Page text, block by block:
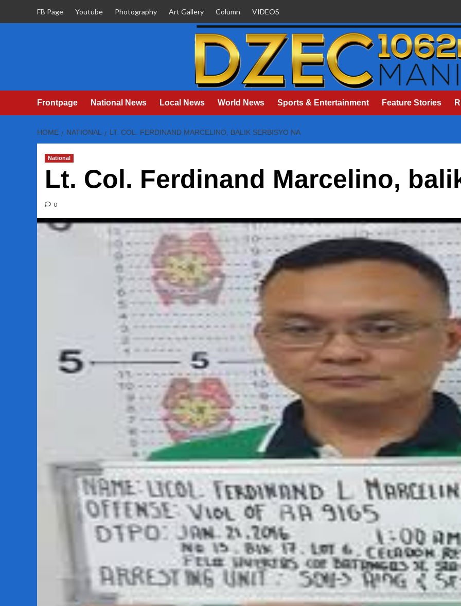
FB Page Youtube Photography Art Gallery Column VIDEOS
Frontpage National News Local News World News Sports & Entertainment Feature Stories
HOME NATIONAL LT. COL. FERDINAND MARCELINO, BALIK SERBISYO NA
National
Lt. Col. Ferdinand Marcelino,
0